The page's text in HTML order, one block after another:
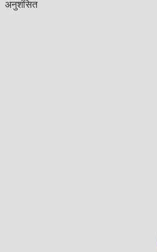
अनुशंसित